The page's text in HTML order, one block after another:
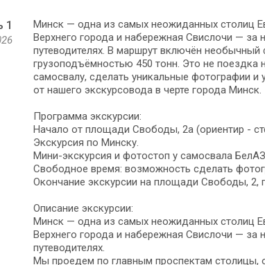
1
Минск — одна из самых неожиданных столиц
Верхнего города и набережная Свислочи — за
путеводителях. В маршрут включён
грузоподъёмностью 450 тонн. Это не
самосвалу, сделать уникальные фотографии
от нашего экскурсовода в черте города Минск.
Программа экскурсии:
Начало от площади Свободы, 2а (ориентир -
Экскурсия по Минску.
Мини-экскурсия и фотостоп у самосвала
Свободное время: возможность сделать
Окончание экскурсии на площади Свободы, 2,
Описание экскурсии:​
Минск — одна из самых неожиданных столиц
Верхнего города и набережная Свислочи — за
путеводителях.
Мы проедем по главным проспектам столицы,